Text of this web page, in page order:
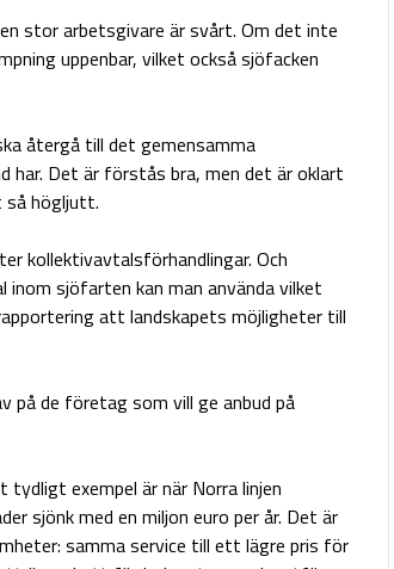
stor arbetsgivare är svårt. Om det inte
uppenbar, vilket också sjöfacken
återgå till det gemensamma
har. Det är förstås bra, men det är oklart
så högljutt.
kollektivavtalsförhandlingar. Och
sjöfarten kan man använda vilket
att landskapets möjligheter till
på de företag som vill ge anbud på
exempel är när Norra linjen
sjönk med en miljon euro per år. Det är
samma service till ett lägre pris för